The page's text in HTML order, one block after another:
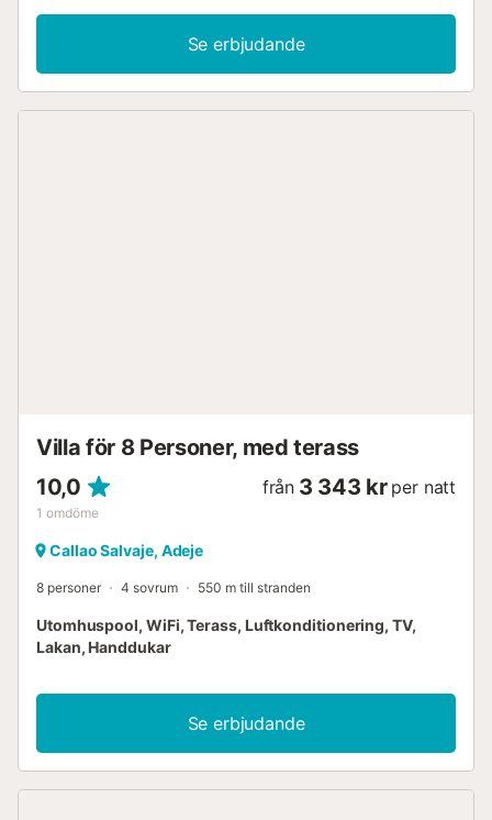
runt mot en tilläggskostnad på 15 € per dag, med 8
solstolar, ett matbord för 8 personer och en grill. Alla
bekvämligheter i ett rymligt utrymme som inbjuder till en
lugn och avkopplande vistelse. På totalt 218 m2 boyta i ett
Se erbjudande
Villa för 8 Personer, med terass
10,0
1 omdöme
från 3 343 kr per natt
Callao Salvaje, Adeje
8 personer 4 sovrum 550 m till stranden
Utomhuspool, WiFi, Terass, Luftkonditionering, TV,
Lakan, Handdukar
Se erbjudande